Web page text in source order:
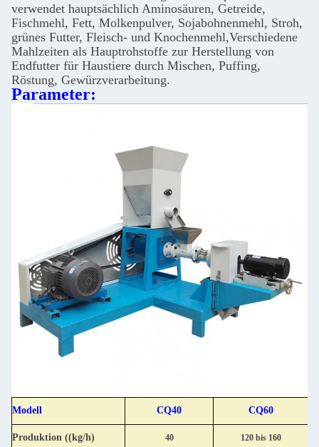
verwendet hauptsächlich Aminosäuren, Getreide,
Fischmehl, Fett, Molkenpulver, Sojabohnenmehl, Stroh,
grünes Futter, Fleisch- und Knochenmehl,Verschiedene
Mahlzeiten als Hauptrohstoffe zur Herstellung von
Endfutter für Haustiere durch Mischen, Puffing,
Röstung, Gewürzverarbeitung.
Parameter:
Modell CQ40 CQ60
Produktion ((kg/h) 40 120 bis 160